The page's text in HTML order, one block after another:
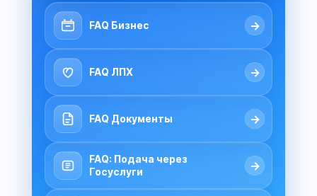
FAQ Бизнес →
FAQ ЛПХ →
FAQ Документы →
FAQ: Подача через
Госуслуги
→